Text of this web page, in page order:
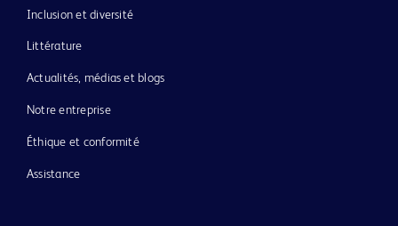
Inclusion et diversité
Littérature
Actualités, médias et blogs
Notre entreprise
Éthique et conformité
Assistance